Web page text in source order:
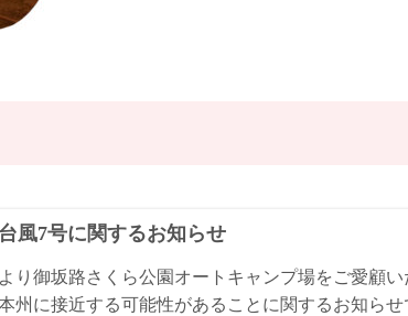
風7号に関するお知らせ
り御坂路さくら公園オートキャンプ場をご愛顧
州に接近する可能性があることに関するお知ら